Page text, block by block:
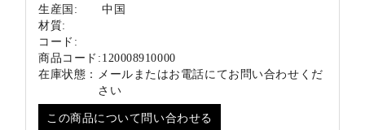
生産国:
中国
材質:
コード:
商品コード: 120008910000
在庫状態：
メールまたはお電話にてお問い合わせくだ
さい
この商品について問い合わせる